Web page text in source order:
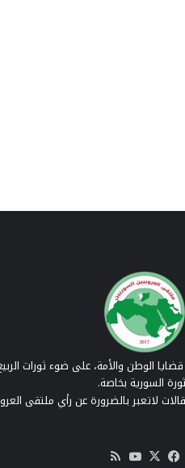
الوطن والأمة، على ضوء ثورات
السورية بخاصة.
لاتعبر بالضرورة عن رأي ملتقى
فيسبوك
‫X
‫YouTube